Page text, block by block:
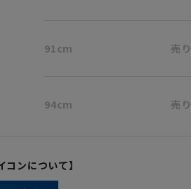
91cm 売
94cm 売
コンについて】